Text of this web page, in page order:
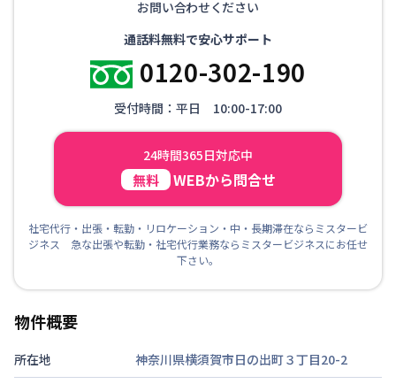
お問い合わせください
通話料無料で安心サポート
0120-302-190
受付時間：平日 10:00-17:00
24時間365日対応中
無料 WEBから問合せ
社宅代行・出張・転勤・リロケーション・中・長期滞在ならミスタービ
ジネス 急な出張や転勤・社宅代行業務ならミスタービジネスにお任せ
下さい。
物件概要
所在地
神奈川県横須賀市日の出町３丁目20-2